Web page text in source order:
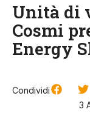
Unità di
Cosmi
Energy
Condividi
3